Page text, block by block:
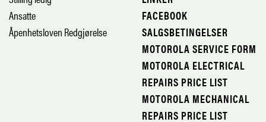
Ansatte
Åpenhetsloven Redgjørelse
FACEBOOK
SALGSBETINGELSER
MOTOROLA SERVICE FORM
MOTOROLA ELECTRICAL
REPAIRS PRICE LIST
MOTOROLA MECHANICAL
REPAIRS PRICE LIST